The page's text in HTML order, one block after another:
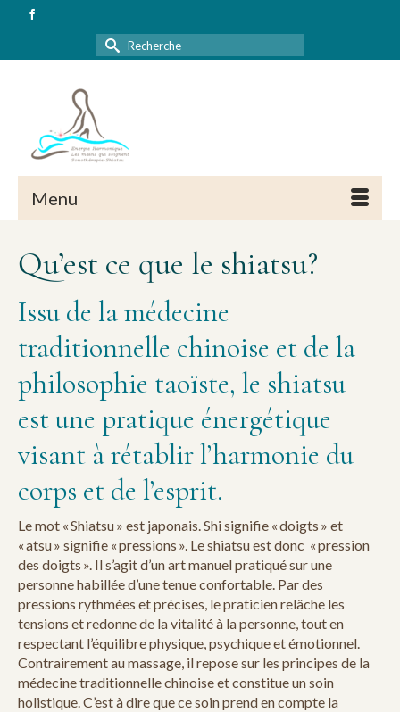
Rechercher :
Menu
Qu’est ce que le shiatsu?
Issu de la médecine
traditionnelle chinoise et de la
philosophie taoïste, le shiatsu
est une pratique énergétique
visant à rétablir l’harmonie du
corps et de l’esprit.
Le mot « Shiatsu » est japonais. Shi signifie « doigts » et
« atsu » signifie « pressions ». Le shiatsu est donc « pression
des doigts ». Il s’agit d’un art manuel pratiqué sur une
personne habillée d’une tenue confortable. Par des
pressions rythmées et précises, le praticien relâche les
tensions et redonne de la vitalité à la personne, tout en
respectant l’équilibre physique, psychique et émotionnel.
Contrairement au massage, il repose sur les principes de la
médecine traditionnelle chinoise et constitue un soin
holistique. C’est à dire que ce soin prend en compte la